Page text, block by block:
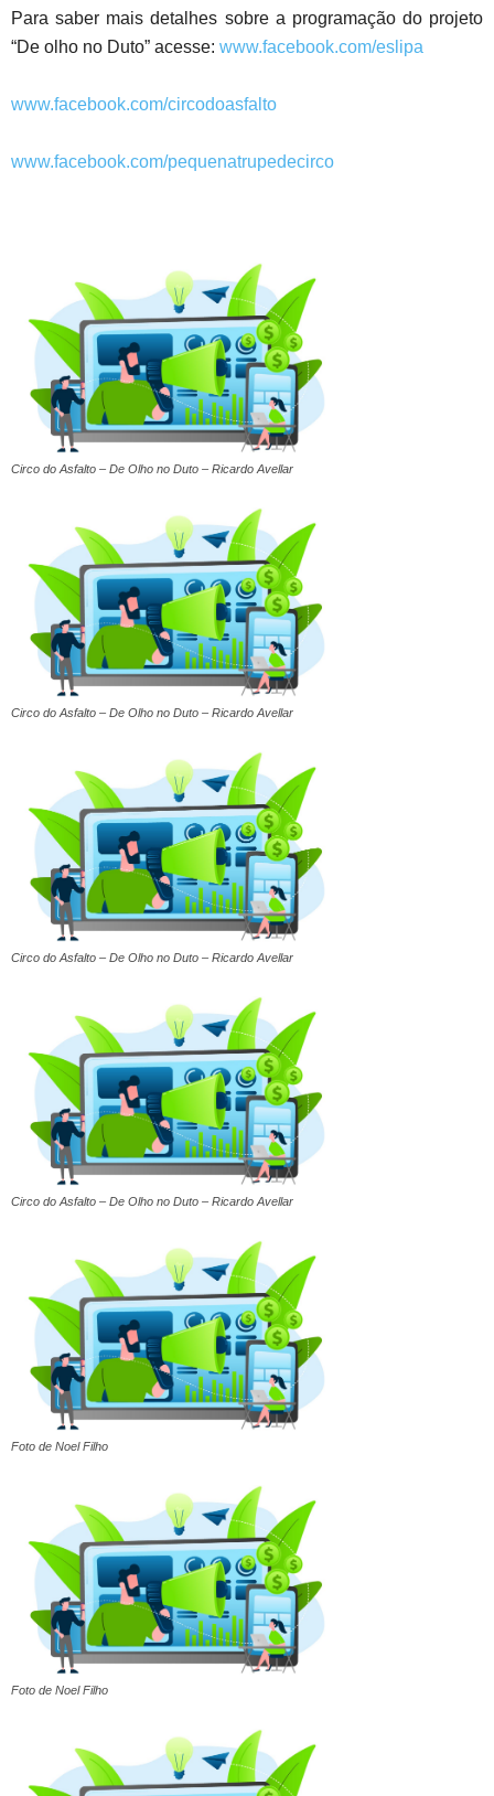
Para saber mais detalhes sobre a programação do projeto
“De olho no Duto” acesse: www.facebook.com/eslipa
www.facebook.com/circodoasfalto
www.facebook.com/pequenatrupedecirco
Circo do Asfalto – De Olho no Duto – Ricardo Avellar
Circo do Asfalto – De Olho no Duto – Ricardo Avellar
Circo do Asfalto – De Olho no Duto – Ricardo Avellar
Circo do Asfalto – De Olho no Duto – Ricardo Avellar
Foto de Noel Filho
Foto de Noel Filho